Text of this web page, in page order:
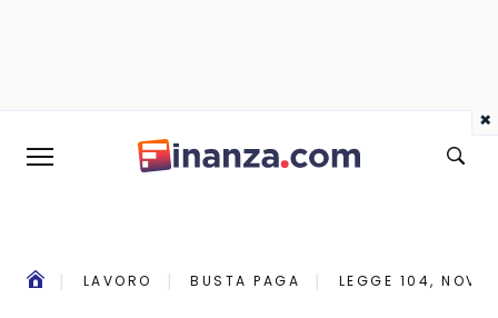
LAVORO BUSTA PAGA LEGGE 104,
×